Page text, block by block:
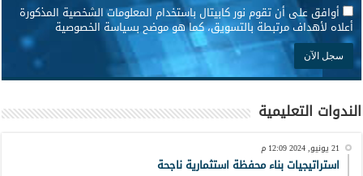
* أوافق على أن تقوم نور كابيتال باستخدام المعلومات الشخصية المذكورة
أعلاه لأهداف مرتبطة بالتسويق، كما هو موضح بسياسة الخصوصية
الندوات التعليمية
21 يونيو, 2024 12:09 م
استراتيجيات بناء محفظة استثمارية ناجحة